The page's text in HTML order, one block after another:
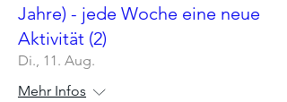
Jahre) - jede Woche eine neue
Aktivität (2)
Di., 11. Aug.
Mehr Infos